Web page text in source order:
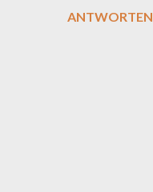
ANTWORTEN